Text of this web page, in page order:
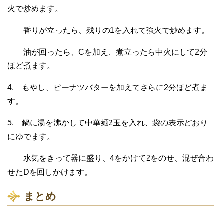
火で炒めます。
香りが立ったら、残りの1を入れて強火で炒めます。
油が回ったら、Cを加え、煮立ったら中火にして2分
ほど煮ます。
4. もやし、ピーナツバターを加えてさらに2分ほど煮ま
す。
5. 鍋に湯を沸かして中華麺2玉を入れ、袋の表示どおり
にゆでます。
水気をきって器に盛り、4をかけて2をのせ、混ぜ合わ
せたDを回しかけます。
まとめ